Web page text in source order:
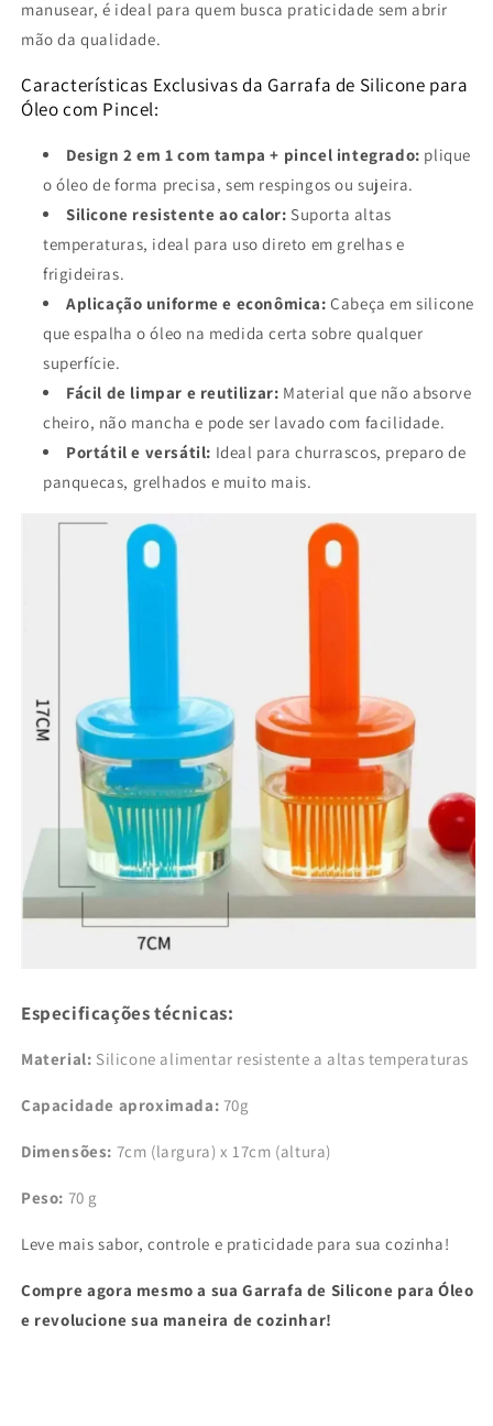
manusear, é ideal para quem busca praticidade sem abrir
mão da qualidade.
Características Exclusivas da Garrafa de Silicone para
Óleo com Pincel:
Design 2 em 1 com tampa + pincel integrado: plique
o óleo de forma precisa, sem respingos ou sujeira.
Silicone resistente ao calor: Suporta altas
temperaturas, ideal para uso direto em grelhas e
frigideiras.
Aplicação uniforme e econômica:Cabeça em silicone
que espalha o óleo na medida certa sobre qualquer
superfície.
Fácil de limpar e reutilizar: Material que não absorve
cheiro, não mancha e pode ser lavado com facilidade.
Portátil e versátil: Ideal para churrascos, preparo de
panquecas, grelhados e muito mais.
Especificações técnicas:
Material: Silicone alimentar resistente a altas temperaturas
Capacidade aproximada: 70g
Dimensões: 7cm (largura) x 17cm (altura)
Peso: 70 g
Leve mais sabor, controle e praticidade para sua cozinha!
Compre agora mesmo a sua Garrafa de Silicone para Óleo
e revolucione sua maneira de cozinhar!